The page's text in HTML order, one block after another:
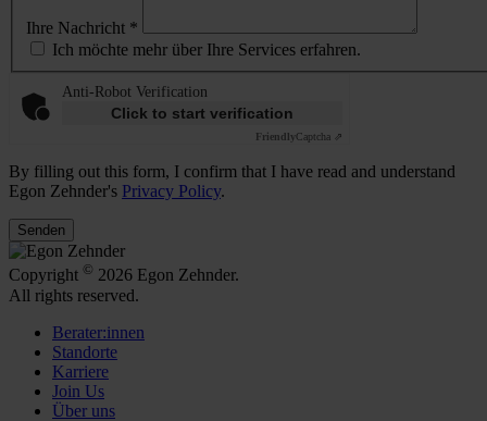
Ihre Nachricht *
Ich möchte mehr über Ihre Services erfahren.
Anti-Robot Verification
Click to start verification
FriendlyCaptcha ⇗
By filling out this form, I confirm that I have read and understand
Egon Zehnder's Privacy Policy.
Senden
Copyright © 2026 Egon Zehnder.
All rights reserved.
Berater:innen
Standorte
Karriere
Join Us
Über uns